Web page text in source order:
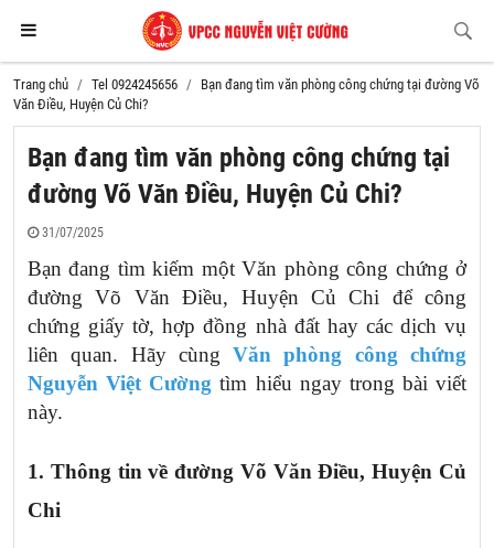
Trang chủ Tel 0924245656
Bạn đang tìm văn phòng công chứng tại đường Võ
Văn Điều, Huyện Củ Chi?
Bạn đang tìm văn phòng công chứng tại
đường Võ Văn Điều, Huyện Củ Chi?
31/07/2025
Bạn đang tìm kiếm một Văn phòng công chứng ở
đường Võ Văn Điều, Huyện Củ Chi để công
chứng giấy tờ, hợp đồng nhà đất hay các dịch vụ
liên quan. Hãy cùngVăn phòng công chứng
Nguyễn Việt Cường tìm hiểu ngay trong bài viết
này.
1. Thông tin vềđường Võ Văn Điều, Huyện Củ
Chi